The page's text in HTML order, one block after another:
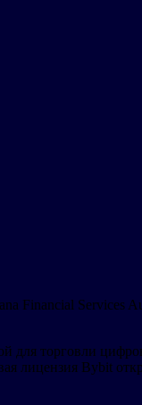
Services
для торговли
лицензия Bybit